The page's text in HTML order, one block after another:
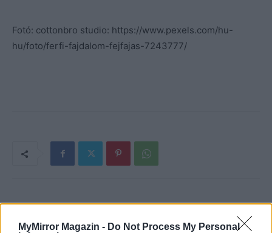
MyMirror Magazin - Do Not Process My Personal
Fotó: cottonbro studio: https://www.pexels.com/hu-
hu/foto/ferfi-fajdalom-fejfajas-7243777/